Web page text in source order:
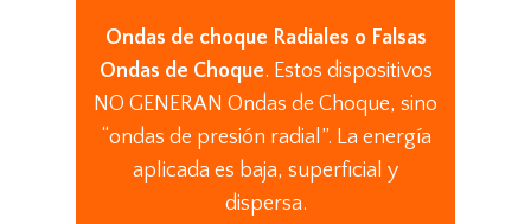
Ondas de choque Radiales o Falsas
Ondas de Choque. Estos dispositivos
NO GENERAN Ondas de Choque, sino
“ondas de presión radial”. La energía
aplicada es baja, superficial y
dispersa.